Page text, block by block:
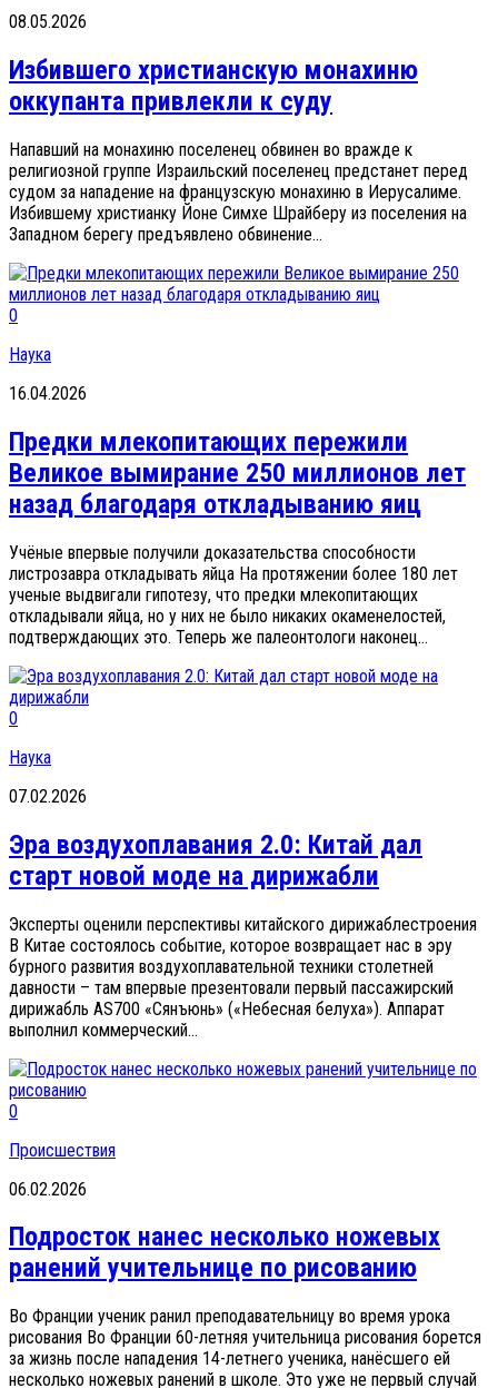
08.05.2026
Избившего христианскую монахиню
оккупанта привлекли к суду
Напавший на монахиню поселенец обвинен во вражде к
религиозной группе Израильский поселенец предстанет перед
судом за нападение на французскую монахиню в Иерусалиме.
Избившему христианку Йоне Симхе Шрайберу из поселения на
Западном берегу предъявлено обвинение...
0
Наука
16.04.2026
Предки млекопитающих пережили
Великое вымирание 250 миллионов лет
назад благодаря откладыванию яиц
Учёные впервые получили доказательства способности
листрозавра откладывать яйца На протяжении более 180 лет
ученые выдвигали гипотезу, что предки млекопитающих
откладывали яйца, но у них не было никаких окаменелостей,
подтверждающих это. Теперь же палеонтологи наконец...
0
Наука
07.02.2026
Эра воздухоплавания 2.0: Китай дал
старт новой моде на дирижабли
Эксперты оценили перспективы китайского дирижаблестроения
В Китае состоялось событие, которое возвращает нас в эру
бурного развития воздухоплавательной техники столетней
давности – там впервые презентовали первый пассажирский
дирижабль AS700 «Сянъюнь» («Небесная белуха»). Аппарат
выполнил коммерческий...
0
Происшествия
06.02.2026
Подросток нанес несколько ножевых
ранений учительнице по рисованию
Во Франции ученик ранил преподавательницу во время урока
рисования Во Франции 60-летняя учительница рисования борется
за жизнь после нападения 14-летнего ученика, нанёсшего ей
несколько ножевых ранений в школе. Это уже не первый случай